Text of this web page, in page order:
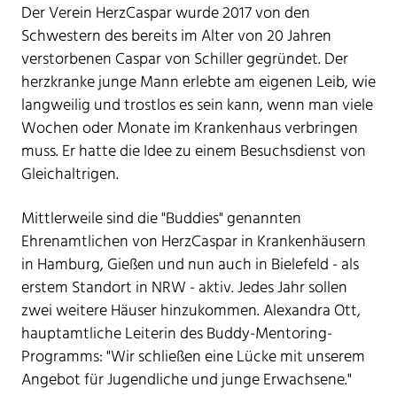
Der Verein HerzCaspar wurde 2017 von den
Schwestern des bereits im Alter von 20 Jahren
verstorbenen Caspar von Schiller gegründet. Der
herzkranke junge Mann erlebte am eigenen Leib, wie
langweilig und trostlos es sein kann, wenn man viele
Wochen oder Monate im Krankenhaus verbringen
muss. Er hatte die Idee zu einem Besuchsdienst von
Gleichaltrigen.
Mittlerweile sind die "Buddies" genannten
Ehrenamtlichen von HerzCaspar in Krankenhäusern
in Hamburg, Gießen und nun auch in Bielefeld - als
erstem Standort in NRW - aktiv. Jedes Jahr sollen
zwei weitere Häuser hinzukommen. Alexandra Ott,
hauptamtliche Leiterin des Buddy-Mentoring-
Programms: "Wir schließen eine Lücke mit unserem
Angebot für Jugendliche und junge Erwachsene."